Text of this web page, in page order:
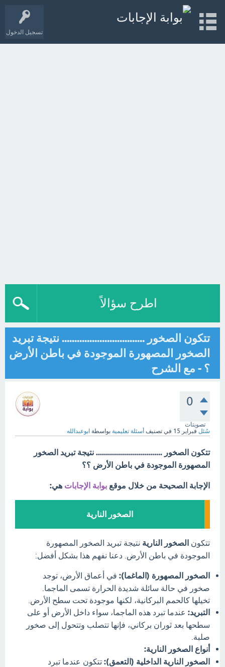
تسجيل الدخول
اطرح سؤالاً
تتكون الصخور ................................. نتيجة تبريد
الصخور المصهورة الموجودة في باطن الأرض
؟ - مع الشرح
0
تصويتات
سُئل فبراير 15 في تصنيف أسئلة تعليمية بواسطة ابوعبدالله
تتكون الصخور ................................. نتيجة تبريد الصخور
المصهورة الموجودة في باطن الأرض ؟؟
الإجابة الصحيحة من خلال موقع بوابة الإجابات هي:
الصخور النارية
تتكون الصخور النارية نتيجة تبريد الصخور المصهورة
الموجودة في باطن الأرض. دعنا نفهم هذا بشكل أفضل:
الصخور المصهورة (الماغما): في أعماق الأرض، توجد
صخور في حالة سائلة شديدة الحرارة تسمى الماجما.
تخيلها كالحمم البركانية، لكنها موجودة تحت سطح الأرض.
التبريد: عندما تبرد هذه الماجما، سواء داخل الأرض أو على
سطحها بعد ثوران بركاني، فإنها تتصلب وتتحول إلى صخور
صلبة.
أنواع الصخور النارية:
الصخور النارية الداخلية (التعمق): تتكون عندما تبرد